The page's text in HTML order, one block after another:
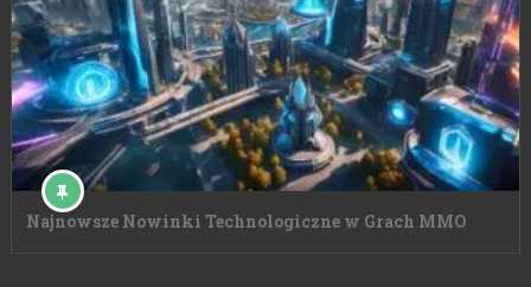
Najnowsze Nowinki Technologiczne w Grach MMO